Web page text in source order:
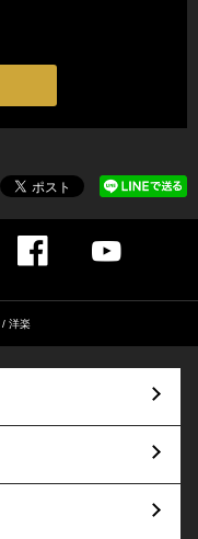
洋楽